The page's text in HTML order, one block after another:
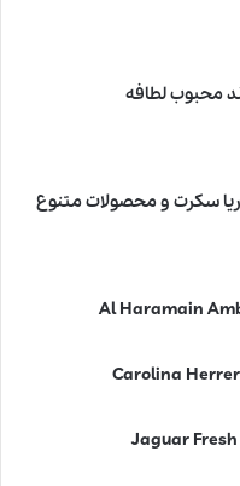
محبوب لطافه
سکرت و محصولات متنوع